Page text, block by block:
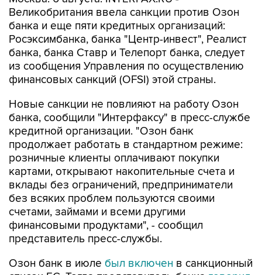
Великобритания ввела санкции против Озон
банка и еще пяти кредитных организаций:
Росэксимбанка, банка "Центр-инвест", Реалист
банка, банка Ставр и Телепорт банка, следует
из сообщения Управления по осуществлению
финансовых санкций (OFSI) этой страны.
Новые санкции не повлияют на работу Озон
банка, сообщили "Интерфаксу" в пресс-службе
кредитной организации. "Озон банк
продолжает работать в стандартном режиме:
розничные клиенты оплачивают покупки
картами, открывают накопительные счета и
вклады без ограничений, предприниматели
без всяких проблем пользуются своими
счетами, займами и всеми другими
финансовыми продуктами", - сообщил
представитель пресс-службы.
Озон банк в июле был включен в санкционный